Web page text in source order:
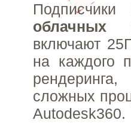
облачных
включают
на каждого
сложных
Autodesk360.